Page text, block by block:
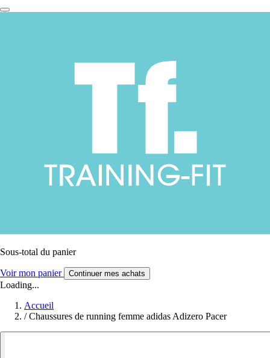
Sous-total du panier
Voir mon panier Continuer mes achats
Loading...
Accueil
/ Chaussures de running femme adidas Adizero Pacer